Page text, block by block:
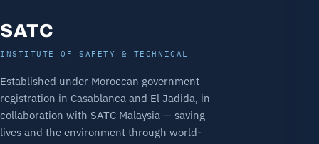
SATC
INSTITUTE OF SAFETY & TECHNICAL
Established under Moroccan government
registration in Casablanca and El Jadida, in
collaboration with SATC Malaysia — saving
lives and the environment through world-